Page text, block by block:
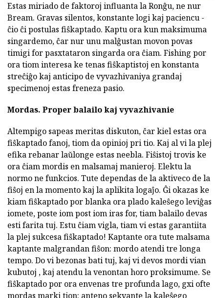
Estas miriado de faktoroj influanta la Ronĝu, ne nur
Bream. Gravas silentos, konstante logi kaj paciencu -
ĉio ĉi postulas fiŝkaptado. Kaptu ora kun maksimuma
singardemo, ĉar nur unu malĝustan movon povas
timigi for pasxtataron singarda ora ĉiam. Fishing por
ora tiom interesa ke tenas fiŝkaptistoj en konstanta
streĉiĝo kaj anticipo de vyvazhivaniya grandaj
specimenoj estas freneza pasio.
Mordas. Proper balailo kaj vyvazhivanie
Altempigo sapeas meritas diskuton, ĉar kiel estas ora
fiŝkaptado fanoj, tiom da opinioj pri tio. Kaj al vi la plej
efika rebanar laŭlonge estas neebla. Fiŝistoj trovis ke
ora ĉiam mordis en malsamaj manieroj. Elektu la
normo ne funkcios. Tute dependas de la aktiveco de la
fiŝoj en la momento kaj la aplikita logaĵo. Ĝi okazas ke
kiam fiŝkaptado por blanka ora plado kaleŝego leviĝas
iomete, poste iom post iom iras for, tiam balailo devas
esti farita tuj. Estu ĉiam vigla, tiam vi estas garantiita
la plej sukcesa fiŝkaptado! Kaptante ora tute malsama
kaptante malgrandan fiŝon: mordo atendi tre longa
tempo. Do vi bezonas bati tuj, kaj vi devos mordi vian
kubutoj , kaj atendu la venontan horo proksimume. Se
fiŝkaptado por ora envenas tre profunda lago, gxi ofte
mordas marki tion: anteno sekvante la kaleŝego